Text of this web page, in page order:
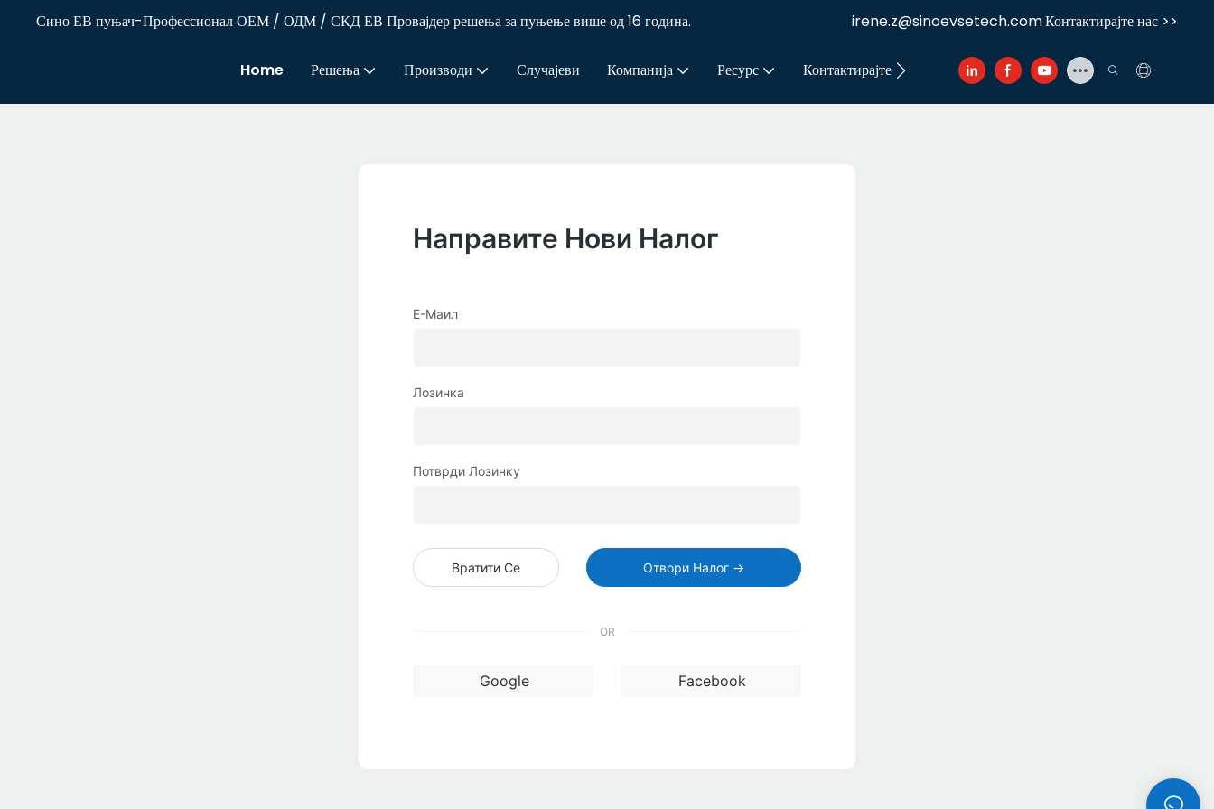
Сино ЕВ пуњач-Профессионал ОЕМ / ОДМ / СКД ЕВ Провајдер решења за пуњење више од 16 година. irene.z@sinoevsetech.comКонтактирајте нас >>
Home Решења Производи Случајеви Компанија Ресурс Контактирајте нас
Направите Нови Налог
Е-Маил
Лозинка
Потврди Лозинку
Вратити Се Отвори Налог →
OR
Google Facebook